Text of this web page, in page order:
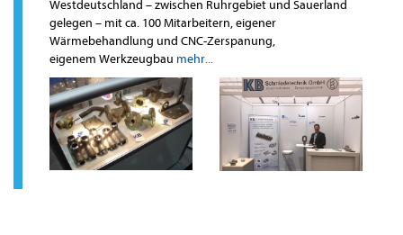
Westdeutschland – zwischen Ruhrgebiet und Sauerland
gelegen – mit ca. 100 Mitarbeitern, eigener
Wärmebehandlung und CNC-Zerspanung,
eigenem Werkzeugbau mehr...